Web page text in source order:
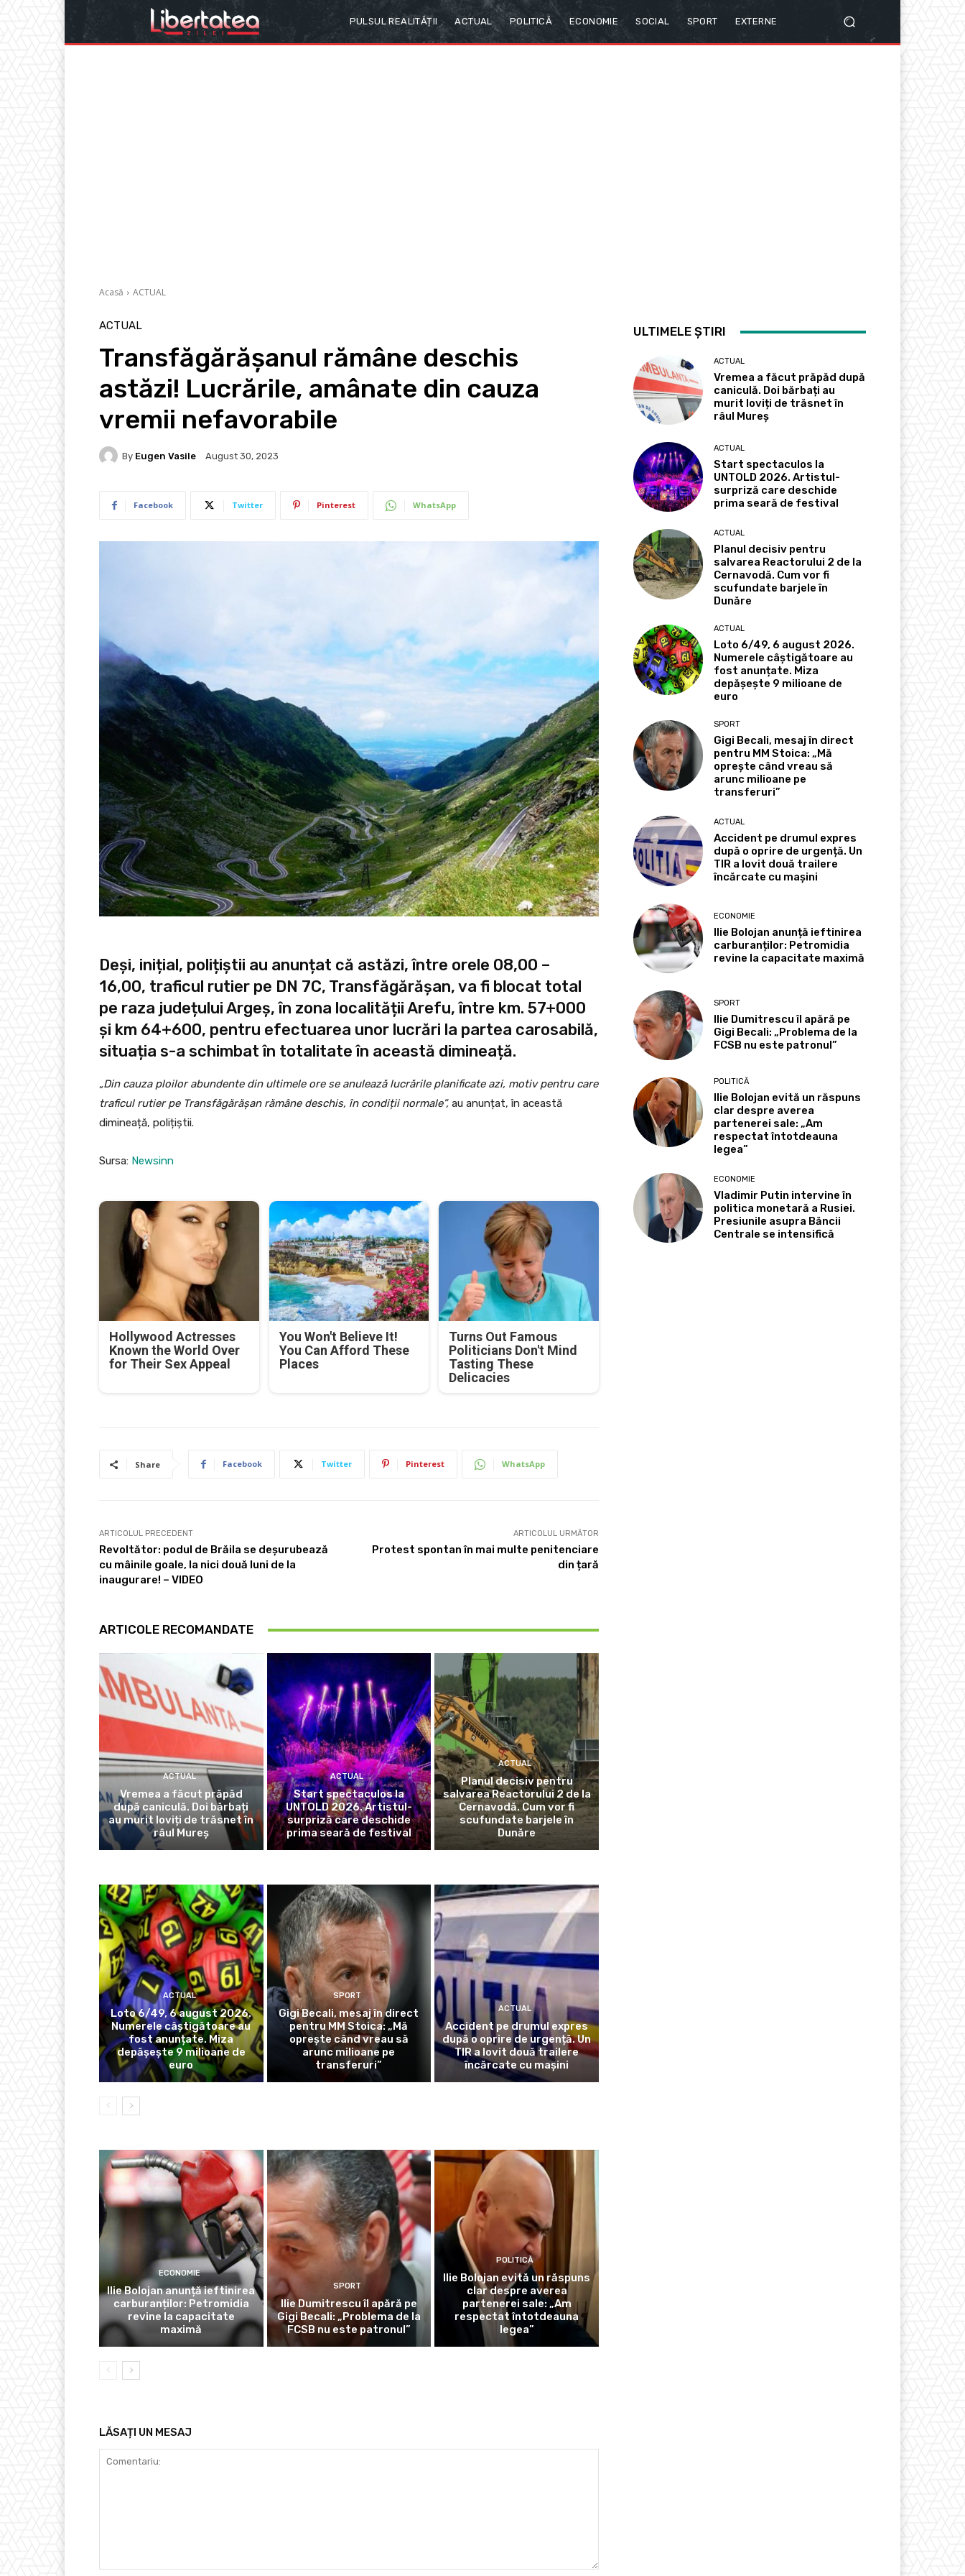
PULSUL REALITĂȚII ACTUAL POLITICĂ ECONOMIE SOCIAL SPORT EXTERNE
Acasă ACTUAL
ACTUAL
Transfăgărășanul rămâne deschis
astăzi! Lucrările, amânate din cauza
vremii nefavorabile
By Eugen Vasile August 30, 2023
Facebook Twitter Pinterest WhatsApp
Deși, inițial, polițiștii au anunțat că astăzi, între orele 08,00 –
16,00, traficul rutier pe DN 7C, Transfăgărășan, va fi blocat total
pe raza județului Argeș, în zona localității Arefu, între km. 57+000
și km 64+600, pentru efectuarea unor lucrări la partea carosabilă,
situația s-a schimbat în totalitate în această dimineață.
„Din cauza ploilor abundente din ultimele ore se anulează lucrările planificate azi, motiv pentru care
traficul rutier pe Transfăgărășan rămâne deschis, în condiții normale”, au anunțat, în această
dimineață, polițiștii.
Sursa: Newsinn
Hollywood Actresses
Known the World Over
for Their Sex Appeal
You Won't Believe It!
You Can Afford These
Places
Turns Out Famous
Politicians Don't Mind
Tasting These
Delicacies
Share Facebook Twitter Pinterest WhatsApp
ARTICOLUL PRECEDENT
Revoltător: podul de Brăila se deșurubează
cu mâinile goale, la nici două luni de la
inaugurare! – VIDEO
ARTICOLUL URMĂTOR
Protest spontan în mai multe penitenciare
din țară
ARTICOLE RECOMANDATE
ACTUAL
Vremea a făcut prăpăd
după caniculă. Doi bărbați
au murit loviți de trăsnet în
râul Mureș
ACTUAL
Start spectaculos la
UNTOLD 2026. Artistul-
surpriză care deschide
prima seară de festival
ACTUAL
Planul decisiv pentru
salvarea Reactorului 2 de la
Cernavodă. Cum vor fi
scufundate barjele în
Dunăre
ACTUAL
Loto 6/49, 6 august 2026.
Numerele câștigătoare au
fost anunțate. Miza
depășește 9 milioane de
euro
SPORT
Gigi Becali, mesaj în direct
pentru MM Stoica: „Mă
oprește când vreau să
arunc milioane pe
transferuri”
ACTUAL
Accident pe drumul expres
după o oprire de urgență. Un
TIR a lovit două trailere
încărcate cu mașini
ECONOMIE
Ilie Bolojan anunță ieftinirea
carburanților: Petromidia
revine la capacitate
maximă
SPORT
Ilie Dumitrescu îl apără pe
Gigi Becali: „Problema de la
FCSB nu este patronul”
POLITICĂ
Ilie Bolojan evită un răspuns
clar despre averea
partenerei sale: „Am
respectat întotdeauna
legea”
LĂSAȚI UN MESAJ
ULTIMELE ȘTIRI
ACTUAL
Vremea a făcut prăpăd după
caniculă. Doi bărbați au
murit loviți de trăsnet în
râul Mureș
ACTUAL
Start spectaculos la
UNTOLD 2026. Artistul-
surpriză care deschide
prima seară de festival
ACTUAL
Planul decisiv pentru
salvarea Reactorului 2 de la
Cernavodă. Cum vor fi
scufundate barjele în
Dunăre
ACTUAL
Loto 6/49, 6 august 2026.
Numerele câștigătoare au
fost anunțate. Miza
depășește 9 milioane de
euro
SPORT
Gigi Becali, mesaj în direct
pentru MM Stoica: „Mă
oprește când vreau să
arunc milioane pe
transferuri”
ACTUAL
Accident pe drumul expres
după o oprire de urgență. Un
TIR a lovit două trailere
încărcate cu mașini
ECONOMIE
Ilie Bolojan anunță ieftinirea
carburanților: Petromidia
revine la capacitate maximă
SPORT
Ilie Dumitrescu îl apără pe
Gigi Becali: „Problema de la
FCSB nu este patronul”
POLITICĂ
Ilie Bolojan evită un răspuns
clar despre averea
partenerei sale: „Am
respectat întotdeauna
legea”
ECONOMIE
Vladimir Putin intervine în
politica monetară a Rusiei.
Presiunile asupra Băncii
Centrale se intensifică